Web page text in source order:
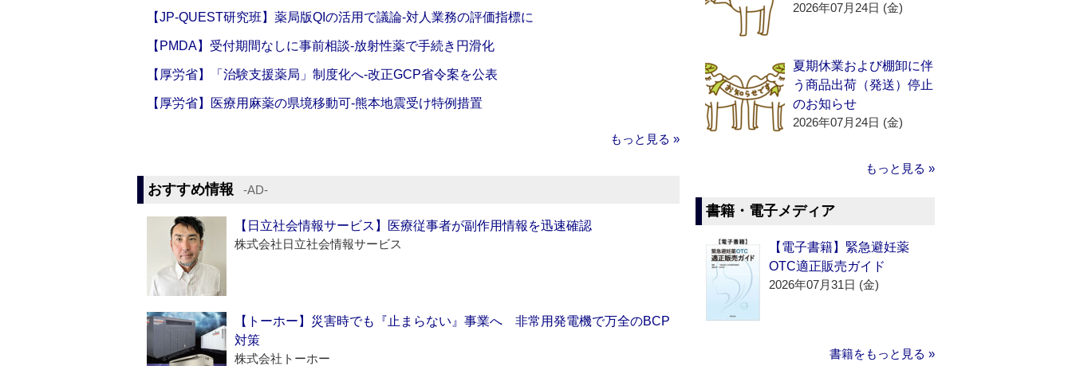
【JP-QUEST研究班】薬局版QIの活用で議論‐対人業務の評価指標に
【PMDA】受付期間なしに事前相談‐放射性薬で手続き円滑化
【厚労省】「治験支援薬局」制度化へ‐改正GCP省令案を公表
【厚労省】医療用麻薬の県境移動可‐熊本地震受け特例措置
もっと見る »
おすすめ情報 ‐AD‐
【日立社会情報サービス】医療従事者が副作用情報を迅速確認
株式会社日立社会情報サービス
【トーホー】災害時でも『止まらない』事業へ 非常用発電機で万全のBCP
対策
株式会社トーホー
2026年07月24日 (金)
夏期休業および棚卸に伴
う商品出荷（発送）停止
のお知らせ
2026年07月24日 (金)
もっと見る »
書籍・電子メディア
【電子書籍】緊急避妊薬
OTC適正販売ガイド
2026年07月31日 (金)
書籍をもっと見る »